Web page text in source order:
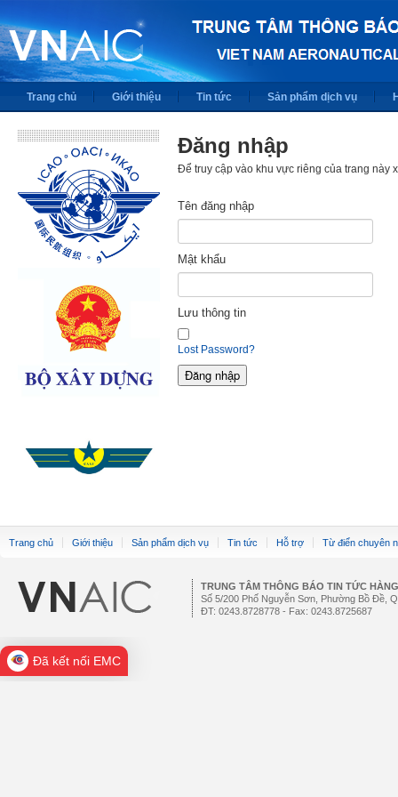
Trang chủ Giới thiệu Tin tức Sản phẩm dịch vụ
Đăng nhập
Để truy cập vào khu vực riêng của trang này
Tên đăng nhập
Mật khẩu
Lưu thông tin
Lost Password?
Trang chủ Giới thiệu Sản phẩm dịch vụ Tin tức Hỗ trợ Từ điển chuyên
TRUNG TÂM THÔNG BÁO TIN TỨC
Số 5/200 Phố Nguyễn Sơn, Phường Bồ Đề,
ĐT: 0243.8728778 - Fax: 0243.8725687
Đã kết nối EMC